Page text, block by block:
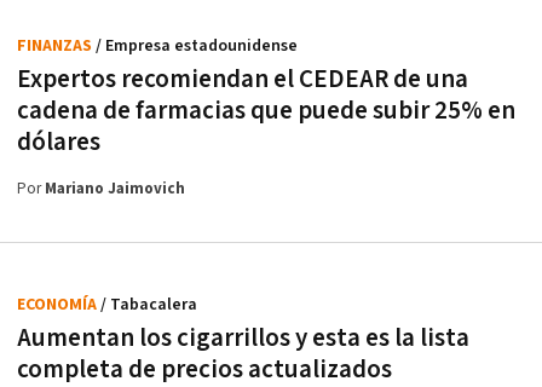
Expertos recomiendan el CEDEAR de una
cadena de farmacias que puede subir 25% en
dólares
FINANZAS / Empresa estadounidense
PorMariano Jaimovich
Aumentan los cigarrillos y esta es la lista
completa de precios actualizados
ECONOMÍA/ Tabacalera